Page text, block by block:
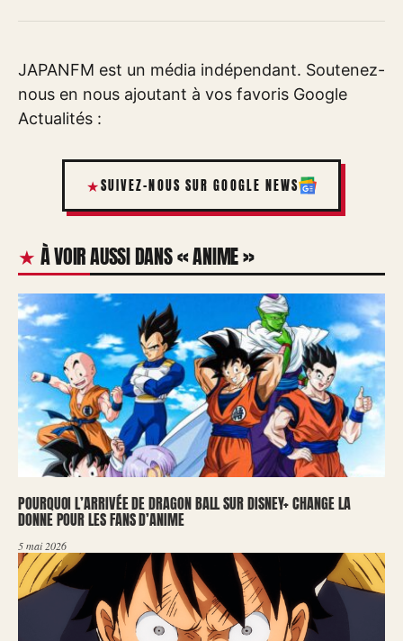
JAPANFM est un média indépendant. Soutenez-
nous en nous ajoutant à vos favoris Google
Actualités :
SUIVEZ-NOUS SUR GOOGLE NEWS
À VOIR AUSSI DANS « ANIME »
POURQUOI L’ARRIVÉE DE DRAGON BALL SUR DISNEY+ CHANGE LA
DONNE POUR LES FANS D’ANIME
5 mai 2026